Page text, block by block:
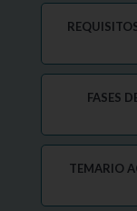
FASES
TEMARIO